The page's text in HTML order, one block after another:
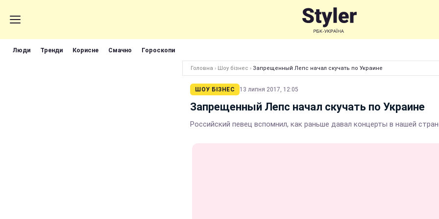
Люди Тренди Корисне Смачно Гороскопи
Головна › Шоу бізнес › Запрещенный Лепс начал скучать по Украине
ШОУ БІЗНЕС 13 липня 2017, 12:05
Запрещенный Лепс начал скучать по Украине
Российский певец вспомнил, как раньше давал концерты в нашей